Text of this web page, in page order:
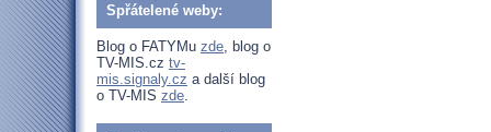
Spřátelené weby:
Blog o FATYMu zde, blog o
TV-MIS.cz tv-
mis.signaly.cz a další blog
o TV-MIS zde.